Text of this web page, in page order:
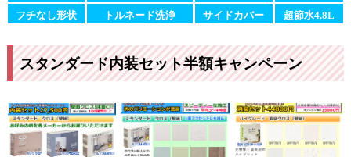
フチなし形状
トルネード洗浄 サイドカバー 超節水4.8L
スタンダード内装セット半額キャンペーン